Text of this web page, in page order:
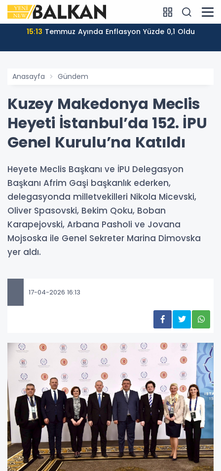
15:13 Temmuz Ayında Enflasyon Yüzde 0,1 Oldu
Anasayfa Gündem
Kuzey Makedonya Meclis
Heyeti İstanbul’da 152. İPU
Genel Kurulu’na Katıldı
Heyete Meclis Başkanı ve İPU Delegasyon
Başkanı Afrim Gaşi başkanlık ederken,
delegasyonda milletvekilleri Nikola Micevski,
Oliver Spasovski, Bekim Qoku, Boban
Karapejovski, Arbana Pasholi ve Jovana
Mojsoska ile Genel Sekreter Marina Dimovska
yer aldı.
17-04-2026 16:13